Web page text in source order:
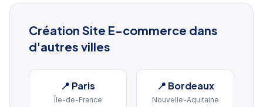
Création Site E-commerce dans
d'autres villes
📍 Paris
Île-de-France
📍 Bordeaux
Nouvelle-Aquitaine